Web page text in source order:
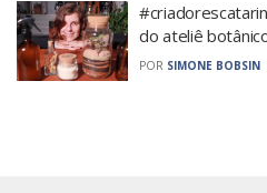
do ateliê
POR SIMONE BOBSIN